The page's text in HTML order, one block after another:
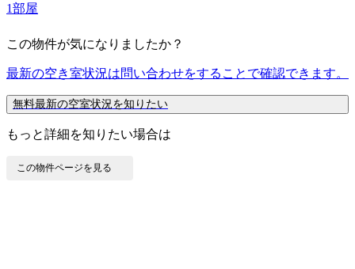
1部屋
この物件が気になりましたか？
最新の空き室状況は問い合わせをすることで確認できます。
無料最新の空室状況を知りたい
もっと詳細を知りたい場合は
この物件ページを見る